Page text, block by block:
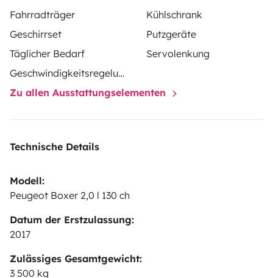
Fahrradträger
Kühlschrank
Geschirrset
Putzgeräte
Täglicher Bedarf
Servolenkung
Geschwindigkeitsregelung
Zu allen Ausstattungselementen
Technische Details
Modell:
Peugeot Boxer 2,0 l 130 ch
Datum der Erstzulassung:
2017
Zulässiges Gesamtgewicht:
3 500 kg